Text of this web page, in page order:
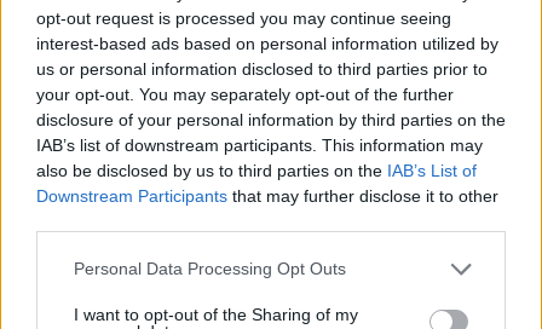
opt-out request is processed you may continue seeing
interest-based ads based on personal information utilized by
us or personal information disclosed to third parties prior to
your opt-out. You may separately opt-out of the further
disclosure of your personal information by third parties on the
IAB’s list of downstream participants. This information may
also be disclosed by us to third parties on the IAB’s List of
Downstream Participants that may further disclose it to other
Please note that this website/app uses one or more Google
not limited to your visit or usage behaviour. You may click to
Personal Data Processing Opt Outs
I want to opt-out of the Sharing of my
μποναμάδες της
διαχρονικής
παράδοσης των
Χριστουγέννων.
την διάλεκτο των
κτηνοτρόφων- θα βρει
τον εξής ορισμό:
«Τραγί ή κριάρι
μουνουχισμένο και
μεγαλόσωμο, οδηγός
του κοπαδιού που
φέρνει το μεγαλύτερο
κουδούνι».
ΚΩΣΤΑΣ ΤΣΑΟΥΣΗΣ
Οι «μπουλντόζες» της
επόμενης μέρας…
βαρεθεί να διαβάζετε